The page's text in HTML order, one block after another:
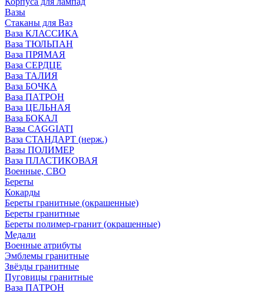
Вазы
Стаканы для Ваз
Ваза КЛАССИКА
Ваза ТЮЛЬПАН
Ваза ПРЯМАЯ
Ваза СЕРДЦЕ
Ваза ТАЛИЯ
Ваза БОЧКА
Ваза ПАТРОН
Ваза ЦЕЛЬНАЯ
Ваза БОКАЛ
Вазы CAGGIATI
Ваза СТАНДАРТ (нерж.)
Вазы ПОЛИМЕР
Ваза ПЛАСТИКОВАЯ
Военные, СВО
Береты
Кокарды
Береты гранитные (окрашенные)
Береты гранитные
Береты полимер-гранит (окрашенные)
Медали
Военные атрибуты
Эмблемы гранитные
Звёзды гранитные
Пуговицы гранитные
Ваза ПАТРОН